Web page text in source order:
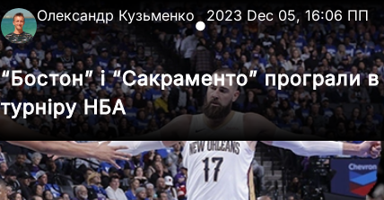
Олександр Кузьменко
●
2023 Dec 05, 16:06 ПП
“Бостон” і “Сакраменто” програли
турніру НБА